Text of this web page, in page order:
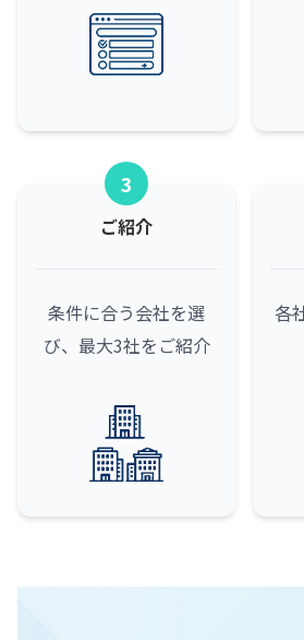
3
ご紹介
条件に合う会社を選
び、最大3社をご紹介
各